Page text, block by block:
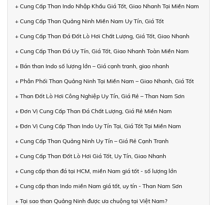
+ Cung Cấp Than Indo Nhập Khẩu Giá Tốt, Giao Nhanh Tại Miền Nam
+ Cung Cấp Than Quảng Ninh Miền Nam Uy Tín, Giá Tốt
+ Cung Cấp Than Đá Đốt Lò Hơi Chất Lượng, Giá Tốt, Giao Nhanh
+ Cung Cấp Than Đá Uy Tín, Giá Tốt, Giao Nhanh Toàn Miền Nam
+ Bán than Indo số lượng lớn – Giá cạnh tranh, giao nhanh
+ Phân Phối Than Quảng Ninh Tại Miền Nam – Giao Nhanh, Giá Tốt
+ Than Đốt Lò Hơi Công Nghiệp Uy Tín, Giá Rẻ – Than Nam Sơn
+ Đơn Vị Cung Cấp Than Đá Chất Lượng, Giá Rẻ Miền Nam
+ Đơn Vị Cung Cấp Than Indo Uy Tín Tại, Giá Tốt Tại Miền Nam
+ Cung Cấp Than Quảng Ninh Uy Tín – Giá Rẻ Cạnh Tranh
+ Cung Cấp Than Đốt Lò Hơi Giá Tốt, Uy Tín, Giao Nhanh
+ Cung cấp than đá tại HCM, miền Nam giá tốt - số lượng lớn
+ Cung cấp than Indo miền Nam giá tốt, uy tín - Than Nam Sơn
+ Tại sao than Quảng Ninh được ưa chuộng tại Việt Nam?